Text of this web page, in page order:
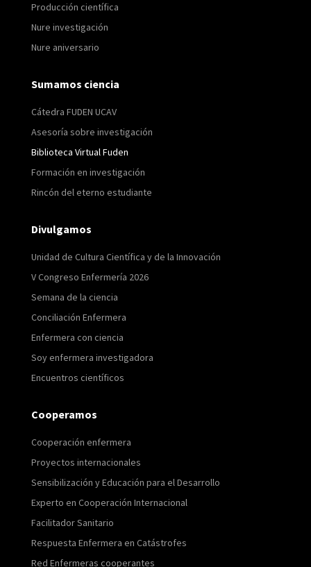
Producción científica
Nure investigación
Nure aniversario
Sumamos ciencia
Cátedra FUDEN UCAV
Asesoría sobre investigación
Biblioteca Virtual Fuden
Formación en investigación
Rincón del eterno estudiante
Divulgamos
Unidad de Cultura Científica y de la Innovación
V Congreso Enfermería 2026
Semana de la ciencia
Conciliación Enfermera
Enfermera con ciencia
Soy enfermera investigadora
Encuentros científicos
Cooperamos
Cooperación enfermera
Proyectos internacionales
Sensibilización y Educación para el Desarrollo
Experto en Cooperación Internacional
Facilitador Sanitario
Respuesta Enfermera en Catástrofes
Red Enfermeras cooperantes